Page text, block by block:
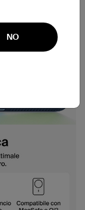
NO